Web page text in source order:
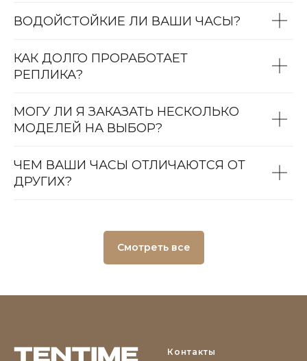
ВОДОЙСТОЙКИЕ ЛИ ВАШИ ЧАСЫ?
КАК ДОЛГО ПРОРАБОТАЕТ
РЕПЛИКА?
МОГУ ЛИ Я ЗАКАЗАТЬ НЕСКОЛЬКО
МОДЕЛЕЙ НА ВЫБОР?
ЧЕМ ВАШИ ЧАСЫ ОТЛИЧАЮТСЯ ОТ
ДРУГИХ?
Смотреть все
Контакты